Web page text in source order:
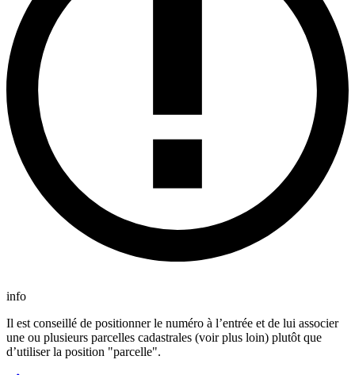
info
Il est conseillé de positionner le numéro à l’entrée et de lui associer
une ou plusieurs parcelles cadastrales (voir plus loin) plutôt que
d’utiliser la position "parcelle".